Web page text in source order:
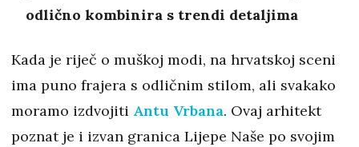
odlično kombinira s trendi detaljima
Kada je riječ o muškoj modi, na hrvatskoj sceni
ima puno frajera s odličnim stilom, ali svakako
moramo izdvojiti Antu Vrbana. Ovaj arhitekt
poznat je i izvan granica Lijepe Naše po svojim